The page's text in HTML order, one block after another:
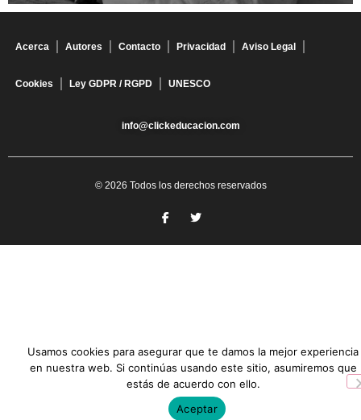
Acerca Autores Contacto Privacidad Aviso Legal
Cookies Ley GDPR / RGPD UNESCO
info@clickeducacion.com
© 2026 Todos los derechos reservados
Usamos cookies para asegurar que te damos la mejor experiencia
en nuestra web. Si continúas usando este sitio, asumiremos que
estás de acuerdo con ello.
Aceptar